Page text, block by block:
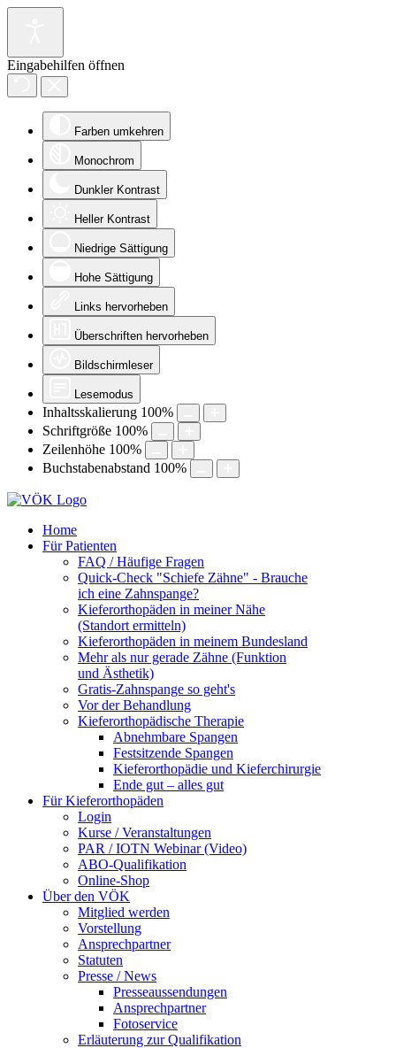
Eingabehilfen öffnen
Farben umkehren
Monochrom
Dunkler Kontrast
Heller Kontrast
Niedrige Sättigung
Hohe Sättigung
Links hervorheben
Überschriften hervorheben
Bildschirmleser
Lesemodus
Inhaltsskalierung 100%
Schriftgröße 100%
Zeilenhöhe 100%
Buchstabenabstand 100%
Home
Für Patienten
FAQ / Häufige Fragen
Quick-Check "Schiefe Zähne" - Brauche
ich eine Zahnspange?
Kieferorthopäden in meiner Nähe
(Standort ermitteln)
Kieferorthopäden in meinem Bundesland
Mehr als nur gerade Zähne (Funktion
und Ästhetik)
Gratis-Zahnspange so geht's
Vor der Behandlung
Kieferorthopädische Therapie
Abnehmbare Spangen
Festsitzende Spangen
Kieferorthopädie und Kieferchirurgie
Ende gut – alles gut
Für Kieferorthopäden
Login
Kurse / Veranstaltungen
PAR / IOTN Webinar (Video)
ABO-Qualifikation
Online-Shop
Über den VÖK
Mitglied werden
Vorstellung
Ansprechpartner
Statuten
Presse / News
Presseaussendungen
Ansprechpartner
Fotoservice
Erläuterung zur Qualifikation